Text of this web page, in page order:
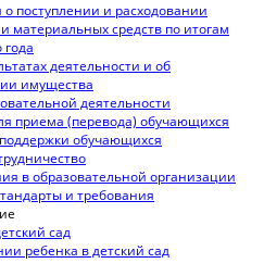
поступлении и расходовании
материальных средств по итогам
деятельности и об
имущества
деятельности
приема (перевода) обучающихся
обучающихся
в образовательной организации
и требования
сад
ребенка в детский сад